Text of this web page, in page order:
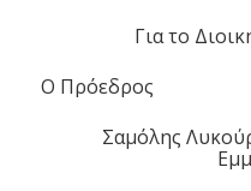
Για το
Ο Πρόεδρος
Σαμόλης